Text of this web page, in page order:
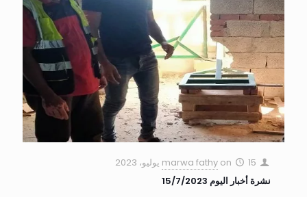
marwa fathy on
15 يوليو، 2023
نشرة أخبار اليوم 15/7/2023